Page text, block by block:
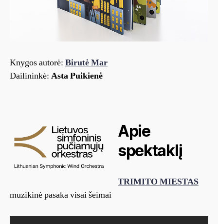
Knygos autorė: Birutė Mar
Dailininkė: Asta Puikienė
Apie
spektaklį
TRIMITO MIESTAS
muzikinė pasaka visai šeimai